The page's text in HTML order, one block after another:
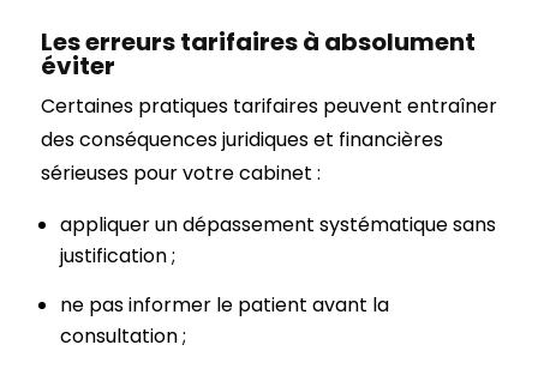
Les erreurs tarifaires à absolument
éviter
Certaines pratiques tarifaires peuvent entraîner
des conséquences juridiques et financières
sérieuses pour votre cabinet :
appliquer un dépassement systématique sans
justification ;
ne pas informer le patient avant la
consultation ;